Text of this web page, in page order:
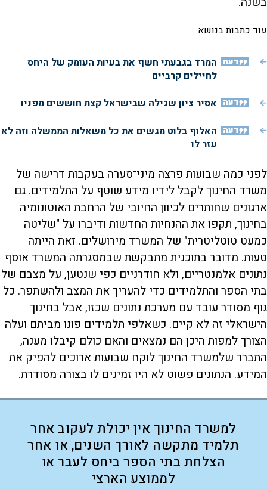
עוד כתבות בנושא
דעה המרד בגבעתי חשף את בעיות העומק של היחס
לחיילים קרביים
דעה אסיר ציון שגילה שבישראל קצת חוששים מפניו
דעה האלוף בלוט מגשים את כל משאלות הממשלה וזה לא
עזר לו
לפני כמה שבועות פרצה מיני־סערה בעקבות דרישה של
משרד החינוך לקבל לידיו מידע שוטף על התלמידים. גם
ארגונים שחותרים לכיוון החיובי של הרחבת האוטונומיה
בחינוך, תקפו את ההנחיות החדשות ודיברו על "שליטה
כמעט טוטליטרית" של המשרד מירושלים. זאת הייתה
טעות. מדובר בתוכנית מתבקשת שבמסגרתה המשרד אוסף
נתונים אלמנטריים, ולא חודרניים כפי שנטען, על מצבם של
בתי הספר והתלמידים כדי להעריך את המצב ולהשתפר. כל
גוף מסודר עובד עם מערכת נתונים שכזו, אבל בחינוך
הישראלי זה לא קיים. כשאלפי תלמידים פונו מביתם ועלה
הצורך למפות היכן הם נמצאים והאם כולם קיבלו מענה,
התברר שלמשרד החינוך לוקח שבועות ארוכים להפיק את
המידע. הנתונים פשוט לא היו זמינים לו בצורה מסודרת.
למשרד החינוך אין יכולת לעקוב אחר
תלמיד מתקשה לאורך השנים, או אחר
הצלחת בתי הספר ביחס לעבר או
לממוצע הארצי